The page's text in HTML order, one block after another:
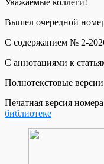
Вышел очередной
С содержанием № 2-
С аннотациями к
Полнотекстовые
Печатная версия
библиотеке